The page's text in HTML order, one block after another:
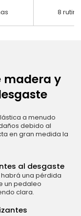
8
madera y
a menudo
debido al
en gran medida la
al desgaste
una pérdida
un pedaleo
clara.